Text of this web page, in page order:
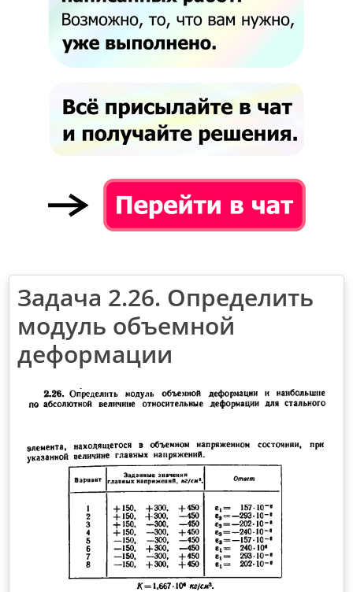
Задача 2.26. Определить
модуль объемной
деформации